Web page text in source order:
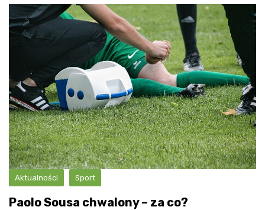
Aktualności Sport
Paolo Sousa chwalony – za co?